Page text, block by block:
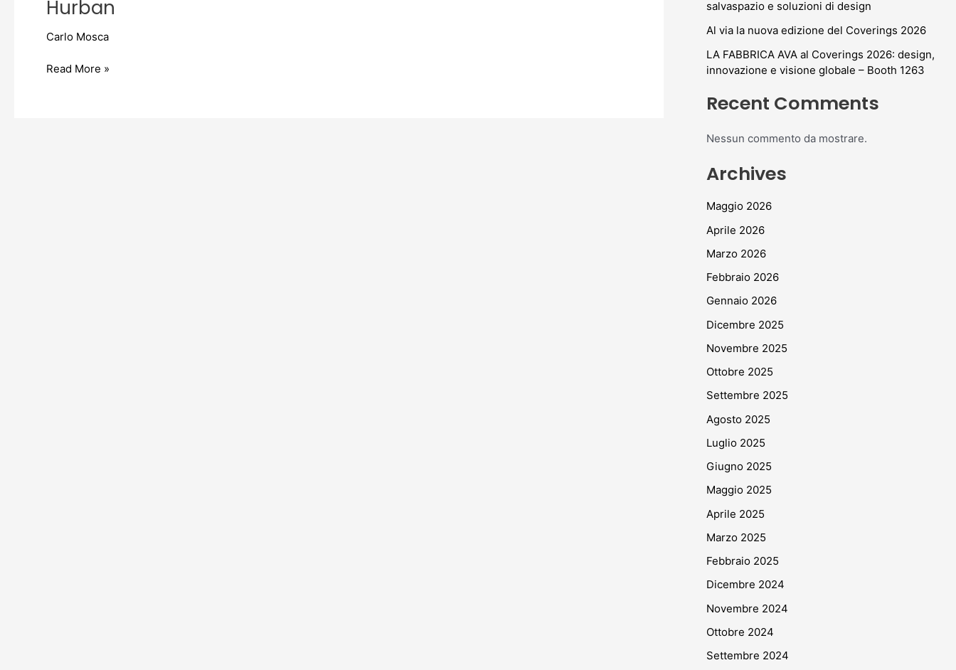
Hurban
Carlo Mosca
Read More »
salvaspazio e soluzioni di design
Al via la nuova edizione del Coverings 2026
LA FABBRICA AVA al Coverings 2026: design,
innovazione e visione globale – Booth 1263
Recent Comments
Nessun commento da mostrare.
Archives
Maggio 2026
Aprile 2026
Marzo 2026
Febbraio 2026
Gennaio 2026
Dicembre 2025
Novembre 2025
Ottobre 2025
Settembre 2025
Agosto 2025
Luglio 2025
Giugno 2025
Maggio 2025
Aprile 2025
Marzo 2025
Febbraio 2025
Dicembre 2024
Novembre 2024
Ottobre 2024
Settembre 2024